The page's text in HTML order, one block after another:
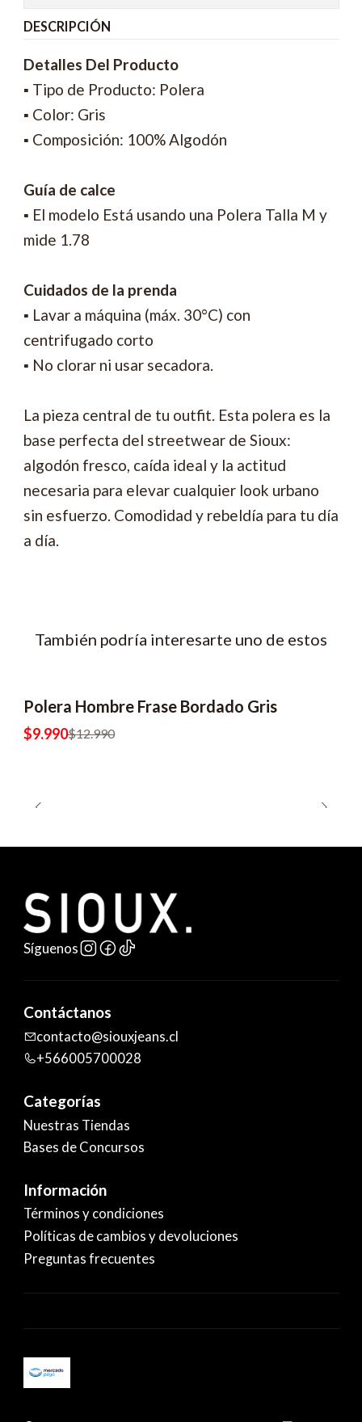
DESCRIPCIÓN
Detalles Del Producto
▪ Tipo de Producto: Polera
▪ Color: Gris
▪ Composición: 100% Algodón
Guía de calce
▪ El modelo Está usando una Polera Talla M y
mide 1.78
Cuidados de la prenda
▪ Lavar a máquina (máx. 30°C) con
centrifugado corto
▪ No clorar ni usar secadora.
La pieza central de tu outfit. Esta polera es la
base perfecta del streetwear de Sioux:
algodón fresco, caída ideal y la actitud
necesaria para elevar cualquier look urbano
sin esfuerzo. Comodidad y rebeldía para tu día
a día.
También podría interesarte uno de estos
Polera Hombre Frase Bordado Gris
$9.990$12.990
Síguenos
Contáctanos
contacto@siouxjeans.cl
+566005700028
Categorías
Nuestras Tiendas
Bases de Concursos
Información
Términos y condiciones
Políticas de cambios y devoluciones
Preguntas frecuentes